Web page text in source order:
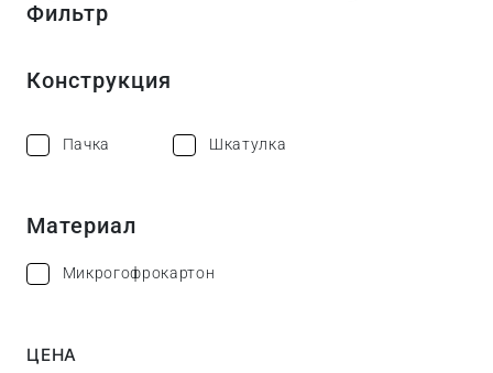
Фильтр
Конструкция
Пачка Шкатулка
Материал
Микрогофрокартон
ЦЕНА